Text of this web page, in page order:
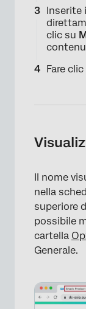
Inserite
clic su
Fare clic
Il nome
nella
superiore
possibile
cartella
Generale.